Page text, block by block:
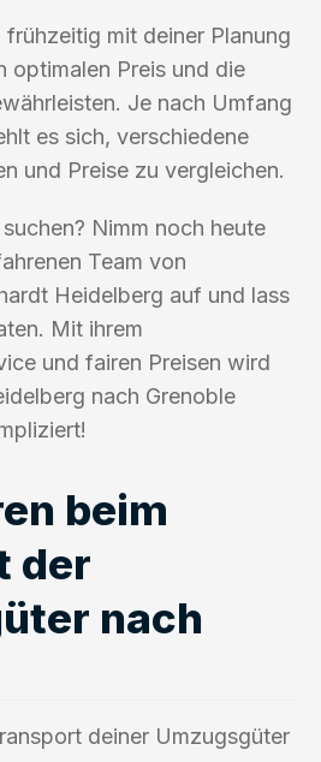
mit deiner Planung
optimalen Preis und die
Je nach Umfang
es sich, verschiedene
und Preise zu vergleichen.
Nimm noch heute
Team von
Heidelberg auf und lass
Mit ihrem
und fairen Preisen wird
nach Grenoble
beim
der
nach
deiner Umzugsgüter